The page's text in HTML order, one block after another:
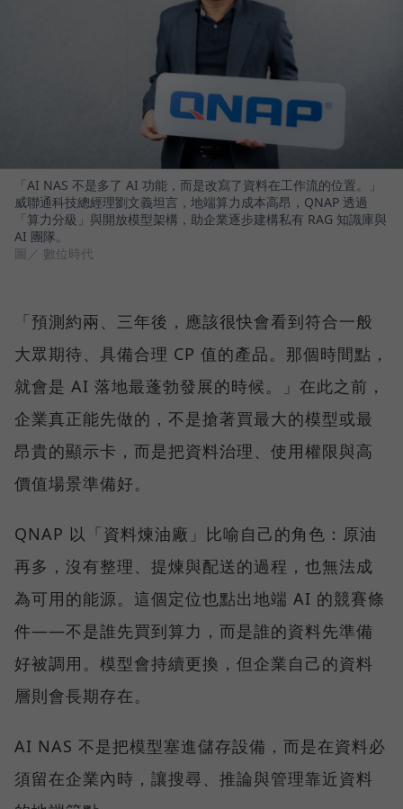
「AI NAS 不是多了 AI 功能，而是改寫了資料在工作流的位置。」
威聯通科技總經理劉文義坦言，地端算力成本高昂，QNAP 透過
「算力分級」與開放模型架構，助企業逐步建構私有 RAG 知識庫與
AI 團隊。
圖／ 數位時代
「預測約兩、三年後，應該很快會看到符合一般
大眾期待、具備合理 CP 值的產品。那個時間點，
就會是 AI 落地最蓬勃發展的時候。」在此之前，
企業真正能先做的，不是搶著買最大的模型或最
昂貴的顯示卡，而是把資料治理、使用權限與高
價值場景準備好。
QNAP 以「資料煉油廠」比喻自己的角色：原油
再多，沒有整理、提煉與配送的過程，也無法成
為可用的能源。這個定位也點出地端 AI 的競賽條
件——不是誰先買到算力，而是誰的資料先準備
好被調用。模型會持續更換，但企業自己的資料
層則會長期存在。
AI NAS 不是把模型塞進儲存設備，而是在資料必
須留在企業內時，讓搜尋、推論與管理靠近資料